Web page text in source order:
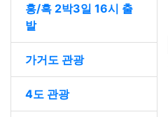
홍/흑 2박3일 16시 출
발
가거도 관광
4도 관광